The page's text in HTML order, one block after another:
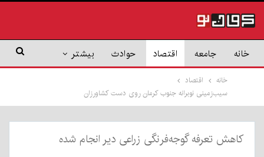
خانه جامعه اقتصاد حوادث بیشتر
خانه
اقتصاد
سیب‌زمینی نوبرانه جنوب کرمان روی دست کشاورزان
کاهش تعرفه گوجه‌فرنگی زراعی دیر انجام شده